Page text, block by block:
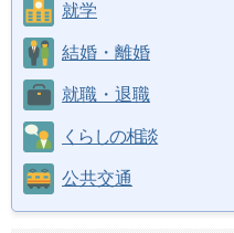
就学
結婚・離婚
就職・退職
くらしの相談
公共交通